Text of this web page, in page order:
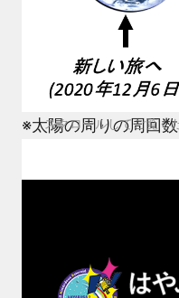
※太陽の周りの周回数